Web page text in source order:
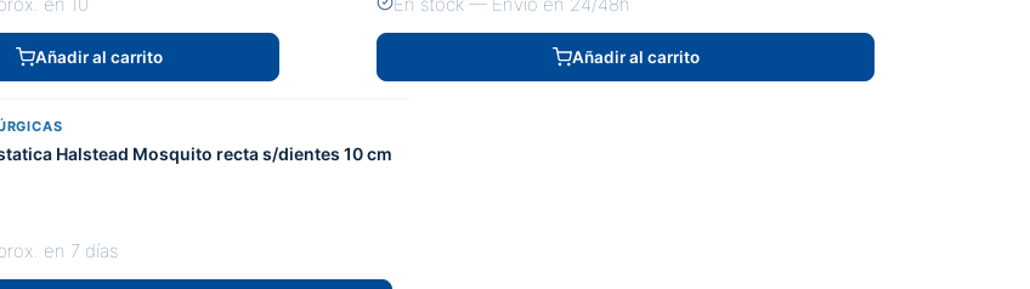
Añadir al carrito Añadir al carrito
Halstead Mosquito recta s/dientes 10 cm
en 7 días